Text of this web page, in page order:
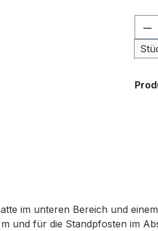
im unteren Bereich und
und für die Standpfosten im